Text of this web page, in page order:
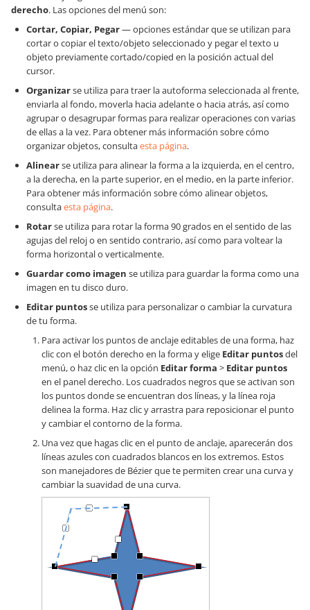
derecho. Las opciones del menú son:
Cortar, Copiar, Pegar— opciones estándar que se utilizan para
cortar o copiar el texto/objeto seleccionado y pegar el texto u
objeto previamente cortado/copied en la posición actual del
cursor.
Organizarse utiliza para traer la autoforma seleccionada al frente,
enviarla al fondo, moverla hacia adelante o hacia atrás, así como
agrupar o desagrupar formas para realizar operaciones con varias
de ellas a la vez. Para obtener más información sobre cómo
organizar objetos, consultaesta página.
Alinearse utiliza para alinear la forma a la izquierda, en el centro,
a la derecha, en la parte superior, en el medio, en la parte inferior.
Para obtener más información sobre cómo alinear objetos,
consultaesta página.
Rotarse utiliza para rotar la forma 90 grados en el sentido de las
agujas del reloj o en sentido contrario, así como para voltear la
forma horizontal o verticalmente.
Guardar como imagen se utiliza para guardar la forma como una
imagen en tu disco duro.
Editar puntosse utiliza para personalizar o cambiar la curvatura
de tu forma.
Para activar los puntos de anclaje editables de una forma, haz
clic con el botón derecho en la forma y elige Editar puntosdel
menú, o haz clic en la opción Editar forma > Editar puntos
en el panel derecho. Los cuadrados negros que se activan son
los puntos donde se encuentran dos líneas, y la línea roja
delinea la forma. Haz clic y arrastra para reposicionar el punto
y cambiar el contorno de la forma.
Una vez que hagas clic en el punto de anclaje, aparecerán dos
líneas azules con cuadrados blancos en los extremos. Estos
son manejadores de Bézier que te permiten crear una curva y
cambiar la suavidad de una curva.